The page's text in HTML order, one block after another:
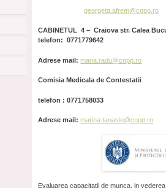
georgeta.afrem@cnpp.ro
CABINETUL 4 – Craiova str. Calea
telefon: 0771779642
Adrese mail:maria.radu@cnpp.ro
Comisia Medicala de Contestatii
telefon : 0771758033
Adrese mail:marina.tanasie@cnpp.ro
Evaluarea capacitatii de munca, in